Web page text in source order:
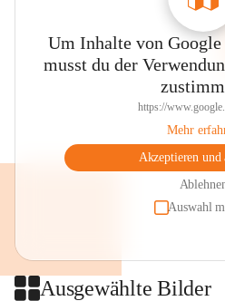
Um Inhalte von Google
musst du der
https://
Mehr
Akzeptieren und
Auswahl
Ausgewählte Bilder